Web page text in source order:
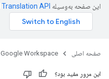
این صفحه به‌وسیله
صفحه اصلی Google Workspace
این مرور مفید بود؟